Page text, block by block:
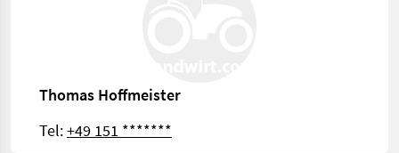
Thomas Hoffmeister
Tel:+49 151 *******